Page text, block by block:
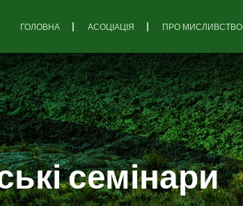
ГОЛОВНА АСОЦІАЦІЯ ПРО МИСЛИВСТВО
семінари